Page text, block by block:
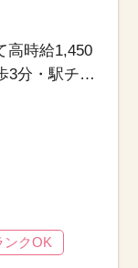
高時給1,450
3分・駅チ
ンクOK